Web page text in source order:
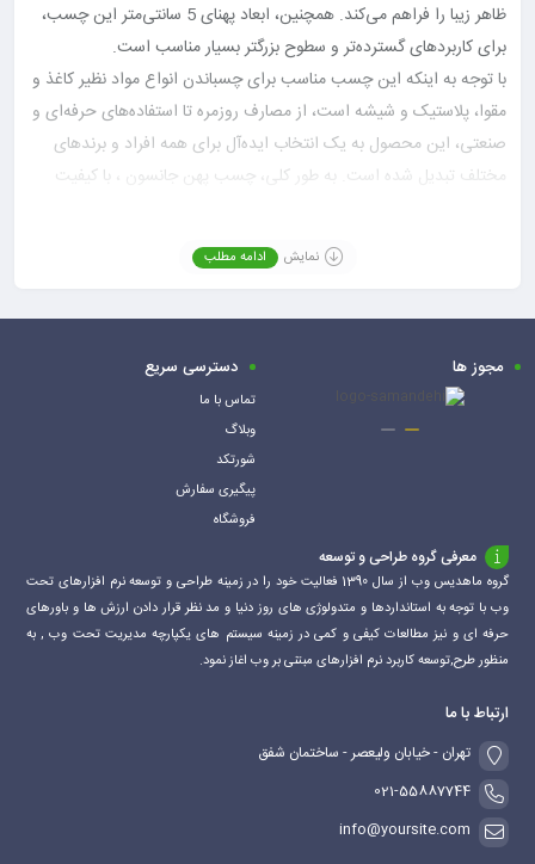
ظاهر زیبا را فراهم می‌کند. همچنین، ابعاد پهنای 5 سانتی‌متر این چسب،
برای کاربردهای گسترده‌تر و سطوح بزرگتر بسیار مناسب است.
با توجه به اینکه این چسب مناسب برای چسباندن انواع مواد نظیر کاغذ و
مقوا، پلاستیک و شیشه است، از مصارف روزمره تا استفاده‌های حرفه‌ای و
صنعتی، این محصول به یک انتخاب ایده‌آل برای همه افراد و برندهای
مختلف تبدیل شده است. به طور کلی، چسب پهن جانسون ، با کیفیت
بالا، قدرت چسبندگی فوق‌العاده و استفاده‌ی آسان، یک محصول بی‌نظیر و
ارزشمند برای انواع کاربردها و نیازهای چسبندگی است.
نمایش ادامه مطلب
مجوز ها دسترسی سریع
تماس با ما
وبلاگ
شورتکد
پیگیری سفارش
فروشگاه
معرفی گروه طراحی و توسعه
گروه ماهدیس وب از سال 1390 فعالیت خود را در زمینه طراحی و توسعه نرم افزارهای تحت
وب با توجه به استانداردها و متدولوژی های روز دنیا و مد نظر قرار دادن ارزش ها و باورهای
حرفه ای و نیز مطالعات کیفی و کمی در زمینه سیستم های یکپارچه مدیریت تحت وب , به
منظور طرح,توسعه کاربرد نرم افزارهای مبتنی بر وب اغاز نمود.
ارتباط با ما
تهران - خیابان ولیعصر - ساختمان شفق
021-55887744
info@yoursite.com